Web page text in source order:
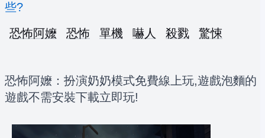
些?
恐怖阿嬤
恐怖 單機 嚇人 殺戮 驚悚
恐怖阿嬤：扮演奶奶模式免費線上玩,遊戲泡麵的
遊戲不需安裝下載立即玩!